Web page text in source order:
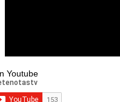
Youtube